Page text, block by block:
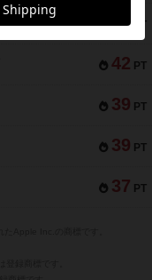
42 PT
42 PT
39 PT
39 PT
37 PT